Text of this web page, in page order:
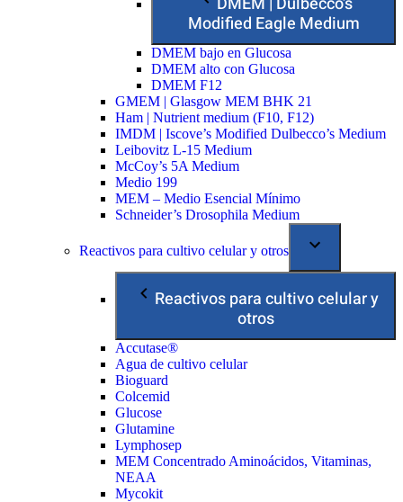
Modified Eagle Medium
DMEM bajo en Glucosa
DMEM alto con Glucosa
DMEM F12
GMEM | Glasgow MEM BHK 21
Ham | Nutrient medium (F10, F12)
IMDM | Iscove’s Modified Dulbecco’s Medium
Leibovitz L-15 Medium
McCoy’s 5A Medium
Medio 199
MEM – Medio Esencial Mínimo
Schneider’s Drosophila Medium
Reactivos para cultivo celular y otros
Reactivos para cultivo celular y
otros
Accutase®
Agua de cultivo celular
Bioguard
Colcemid
Glucose
Glutamine
Lymphosep
MEM Concentrado Aminoácidos, Vitaminas,
NEAA
Mycokit